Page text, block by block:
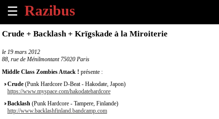
☰
×
Tous
évènements
à
venir
Crude + Backlash + Krïgskade à la Miroiterie
le 19 mars 2012
88, rue de Ménilmontant 75020 Paris
Middle Class Zombies Attack ! présente :
Crude (Punk Hardcore D-Beat - Hakodate, Japon)
https://www.myspace.com/hakodatehardcore
Backlash (Punk Hardcore - Tampere, Finlande)
http://www.backlashfinland.bandcamp.com